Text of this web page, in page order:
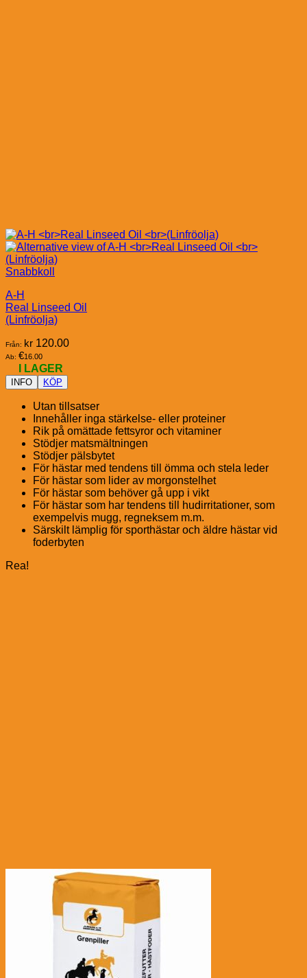
Snabbkoll
A-H
Real Linseed Oil
(Linfröolja)
Från: kr 120.00
Ab: €16.00
I LAGER
INFO KÖP
Utan tillsatser
Innehåller inga stärkelse- eller proteiner
Rik på omättade fettsyror och vitaminer
Stödjer matsmältningen
Stödjer pälsbytet
För hästar med tendens till ömma och stela leder
För hästar som lider av morgonstelhet
För hästar som behöver gå upp i vikt
För hästar som har tendens till hudirritationer, som
exempelvis mugg, regneksem m.m.
Särskilt lämplig för sporthästar och äldre hästar vid
foderbyten
Rea!